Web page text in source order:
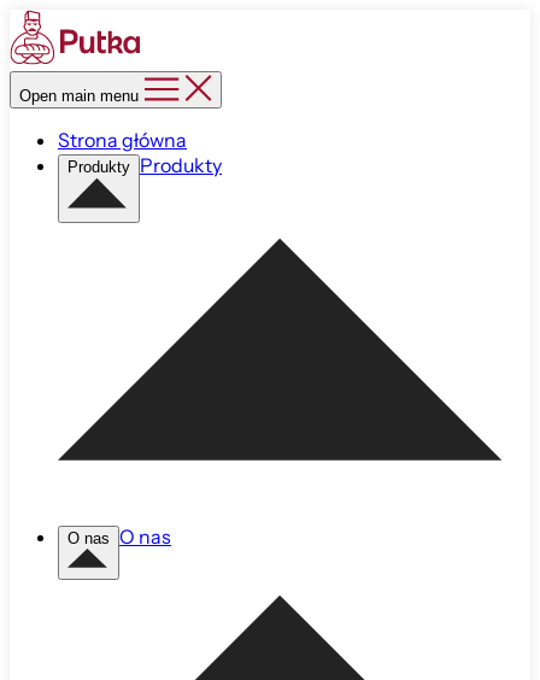
Open main menu
Strona główna
Produkty Produkty
O nas O nas